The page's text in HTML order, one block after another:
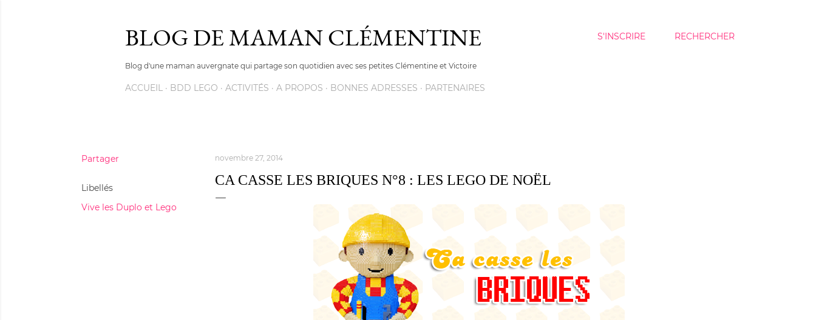
S'INSCRIRE RECHERCHER
BLOG DE MAMAN CLÉMENTINE
Blog d'une maman auvergnate qui partage son quotidien avec ses petites Clémentine et Victoire
ACCUEIL BDD LEGO ACTIVITÉS A PROPOS BONNES ADRESSES PARTENAIRES
Partager
Libellés
Vive les Duplo et Lego
novembre 27, 2014
CA CASSE LES BRIQUES N°8 : LES LEGO DE NOËL